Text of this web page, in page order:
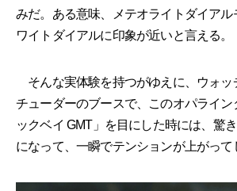
みだ。ある意味、メテオライトダイアル
ワイトダイアルに印象が近いと言える。
そんな実体験を持つがゆえに、ウォッ
チューダーのブースで、このオパライン
ックベイ GMT」を目にした時には、驚
になって、一瞬でテンションが上がって